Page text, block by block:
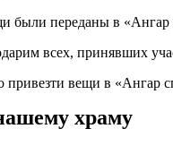
были переданы в
всех, принявших
привезти вещи в «Ангар
храму